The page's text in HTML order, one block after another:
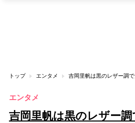
トップ エンタメ
エンタメ
吉岡里帆は黒のレザー調